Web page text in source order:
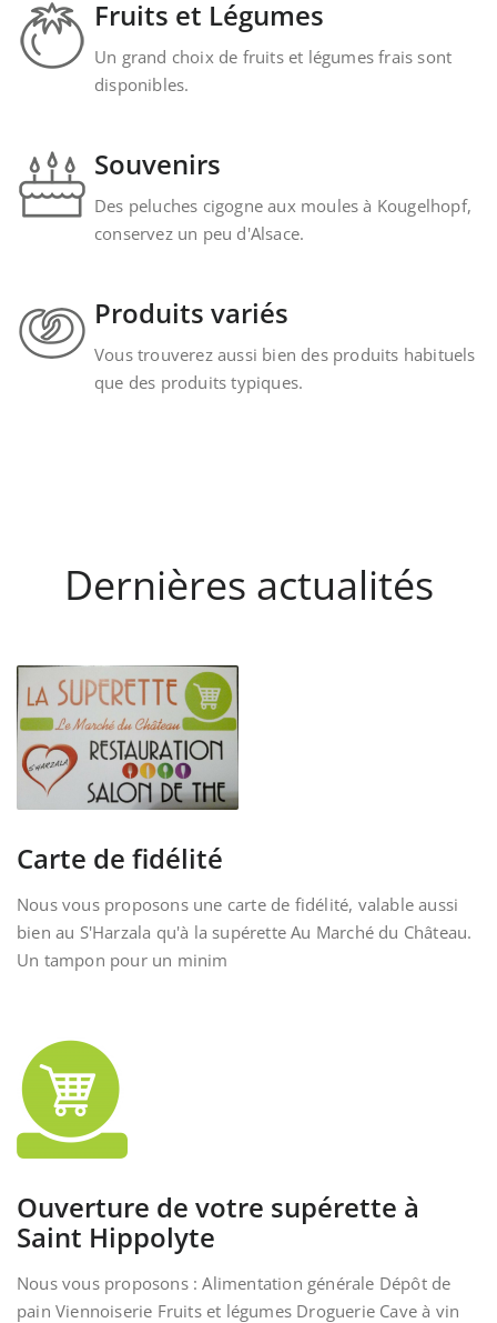
Fruits et Légumes
Un grand choix de fruits et légumes frais sont
disponibles.
Souvenirs
Des peluches cigogne aux moules à Kougelhopf,
conservez un peu d'Alsace.
Produits variés
Vous trouverez aussi bien des produits habituels
que des produits typiques.
Dernières actualités
Carte de fidélité
Nous vous proposons une carte de fidélité, valable aussi
bien au S'Harzala qu'à la supérette Au Marché du Château.
Un tampon pour un minim
Ouverture de votre supérette à
Saint Hippolyte
Nous vous proposons : Alimentation générale Dépôt de
pain Viennoiserie Fruits et légumes Droguerie Cave à vin